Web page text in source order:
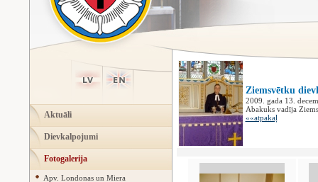
Aktuāli
Dievkalpojumi
Fotogalerija
Apv. Londonas un Miera
Ziemsvētku
2009. gada 13.
Abakuks vadīja
««atpakaļ